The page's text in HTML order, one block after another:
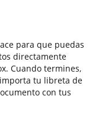
para que puedas
directamente
Cuando termines,
tu libreta de
con tus